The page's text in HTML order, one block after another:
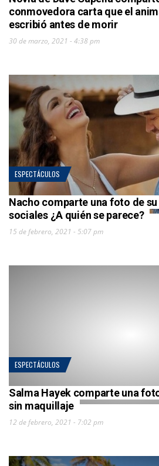
conmovedora carta que el
escribió antes de morir
30 de marzo, 2021 - 4:38 pm
ESPECTÁCULOS
Nacho comparte una foto de
sociales ¿A quién se parece?
15 de febrero, 2021 - 5:07 pm
ESPECTÁCULOS
Salma Hayek comparte una
sin maquillaje
12 de febrero, 2021 - 7:02 pm